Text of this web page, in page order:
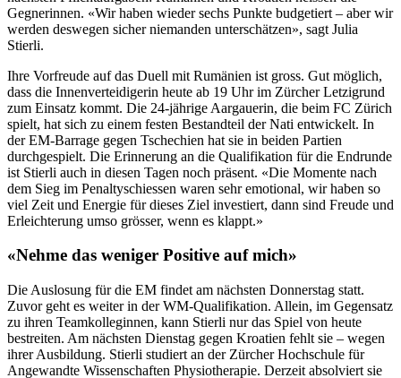
Gegnerinnen. «Wir haben wieder sechs Punkte budgetiert – aber wir
werden deswegen sicher niemanden unterschätzen», sagt Julia
Stierli.
Ihre Vorfreude auf das Duell mit Rumänien ist gross. Gut möglich,
dass die Innenverteidigerin heute ab 19 Uhr im Zürcher Letzigrund
zum Einsatz kommt. Die 24-jährige Aargauerin, die beim FC Zürich
spielt, hat sich zu einem festen Bestandteil der Nati entwickelt. In
der EM-Barrage gegen Tschechien hat sie in beiden Partien
durchgespielt. Die Erinnerung an die Qualifikation für die Endrunde
ist Stierli auch in diesen Tagen noch präsent. «Die Momente nach
dem Sieg im Penaltyschiessen waren sehr emotional, wir haben so
viel Zeit und Energie für dieses Ziel investiert, dann sind Freude und
Erleichterung umso grösser, wenn es klappt.»
«Nehme das weniger Positive auf mich»
Die Auslosung für die EM findet am nächsten Donnerstag statt.
Zuvor geht es weiter in der WM-Qualifikation. Allein, im Gegensatz
zu ihren Teamkolleginnen, kann Stierli nur das Spiel von heute
bestreiten. Am nächsten Dienstag gegen Kroatien fehlt sie – wegen
ihrer Ausbildung. Stierli studiert an der Zürcher Hochschule für
Angewandte Wissenschaften Physiotherapie. Derzeit absolviert sie